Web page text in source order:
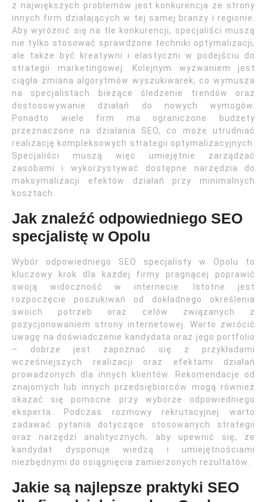
z największych problemów jest konkurencja ze strony
innych firm działających w tej samej branży i regionie.
Aby wyróżnić się na tle konkurencji, specjaliści muszą
nie tylko stosować sprawdzone techniki optymalizacji,
ale także być kreatywni i elastyczni w podejściu do
strategii marketingowej. Kolejnym wyzwaniem jest
ciągła zmiana algorytmów wyszukiwarek, co wymusza
na specjalistach bieżące śledzenie trendów oraz
dostosowywanie działań do nowych wymogów.
Ponadto wiele firm ma ograniczone budżety
przeznaczone na działania SEO, co może utrudniać
realizację kompleksowych strategii optymalizacyjnych.
Specjaliści muszą więc umiejętnie zarządzać
zasobami i wykorzystywać dostępne narzędzia do
maksymalizacji efektów działań przy minimalnych
kosztach.
Jak znaleźć odpowiedniego SEO
specjalistę w Opolu
Wybór odpowiedniego SEO specjalisty w Opolu to
kluczowy krok dla każdej firmy pragnącej poprawić
swoją widoczność w internecie. Istotne jest
rozpoczęcie poszukiwań od dokładnego określenia
swoich potrzeb oraz celów związanych z
pozycjonowaniem strony internetowej. Warto zwrócić
uwagę na doświadczenie kandydata oraz jego portfolio
– dobrze jest zapoznać się z przykładami
wcześniejszych realizacji oraz efektami działań
prowadzonych dla innych klientów. Rekomendacje od
znajomych lub innych przedsiębiorców mogą również
okazać się pomocne przy wyborze odpowiedniego
eksperta. Podczas rozmowy rekrutacyjnej warto
zadawać pytania dotyczące stosowanych strategii
oraz narzędzi analitycznych, aby upewnić się, że
kandydat dysponuje wiedzą i umiejętnościami
niezbędnymi do osiągnięcia zamierzonych rezultatów.
Jakie są najlepsze praktyki SEO